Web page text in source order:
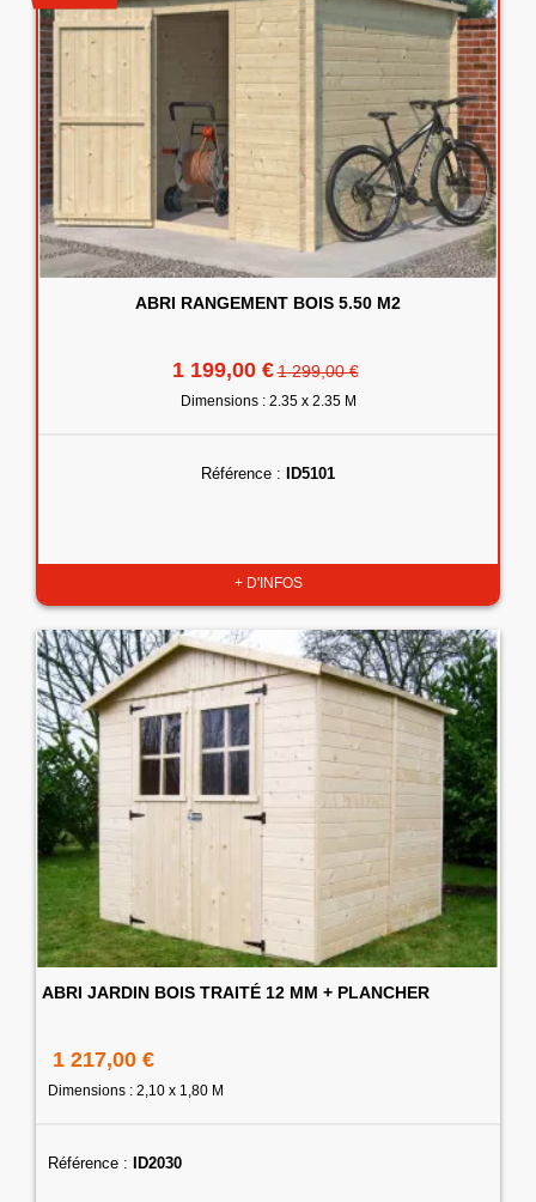
ABRI RANGEMENT BOIS 5.50 M2
1 199,00 €1 299,00 €
Dimensions : 2.35 x 2.35 M
Référence : ID5101
+ D'INFOS
ABRI JARDIN BOIS TRAITÉ 12 MM + PLANCHER
1 217,00 €
Dimensions : 2,10 x 1,80 M
Référence : ID2030